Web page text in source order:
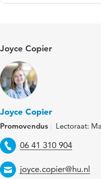
Joyce Copier
Joyce Copier
Promovendus Lectoraat:
Telefoon
06 41 310 904
Email
joyce.copier@hu.nl